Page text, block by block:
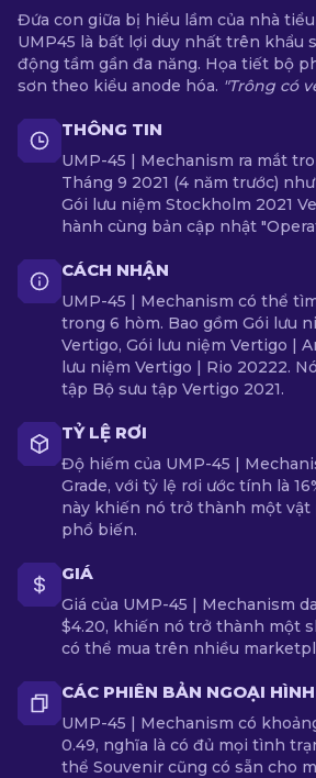
Đứa con giữa bị hiểu lầm của nhà
UMP45 là bất lợi duy nhất trên khẩu
động tầm gần đa năng. Họa tiết bộ
sơn theo kiểu anode hóa. "Trông có
THÔNG TIN
UMP-45 | Mechanism ra mắt
Tháng 9 2021 (4 năm trước)
Gói lưu niệm Stockholm 2021
hành cùng bản cập nhật
CÁCH NHẬN
UMP-45 | Mechanism có thể
trong 6 hòm. Bao gồm Gói lưu
Vertigo, Gói lưu niệm Vertigo |
lưu niệm Vertigo | Rio 20222.
tập Bộ sưu tập Vertigo 2021.
TỶ LỆ RƠI
Độ hiếm của UMP-45 |
Grade, với tỷ lệ rơi ước tính là
này khiến nó trở thành một vật
phổ biến.
GIÁ
Giá của UMP-45 | Mechanism
$4.20, khiến nó trở thành một
có thể mua trên nhiều
CÁC PHIÊN BẢN NGOẠI HÌNH
UMP-45 | Mechanism có
0.49, nghĩa là có đủ mọi tình
thể Souvenir cũng có sẵn cho